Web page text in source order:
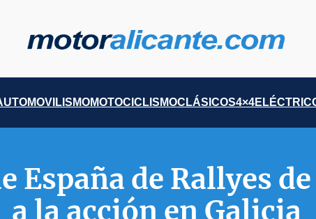
MOTOCICLISMOCLÁSICOS4×4
España de Rallyes
a la acción en Galicia